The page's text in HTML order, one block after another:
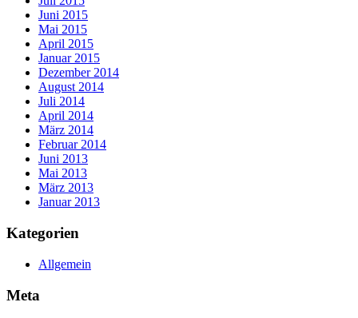
Juni 2015
Mai 2015
April 2015
Januar 2015
Dezember 2014
August 2014
Juli 2014
April 2014
März 2014
Februar 2014
Juni 2013
Mai 2013
März 2013
Januar 2013
Kategorien
Allgemein
Meta